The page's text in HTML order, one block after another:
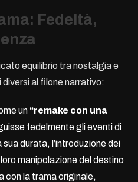
Fedeltà,
equilibrio tra nostalgia e
al filone narrativo:
un “remake con una
fedelmente gli eventi di
durata, l’introduzione dei
manipolazione del destino
con la trama originale,